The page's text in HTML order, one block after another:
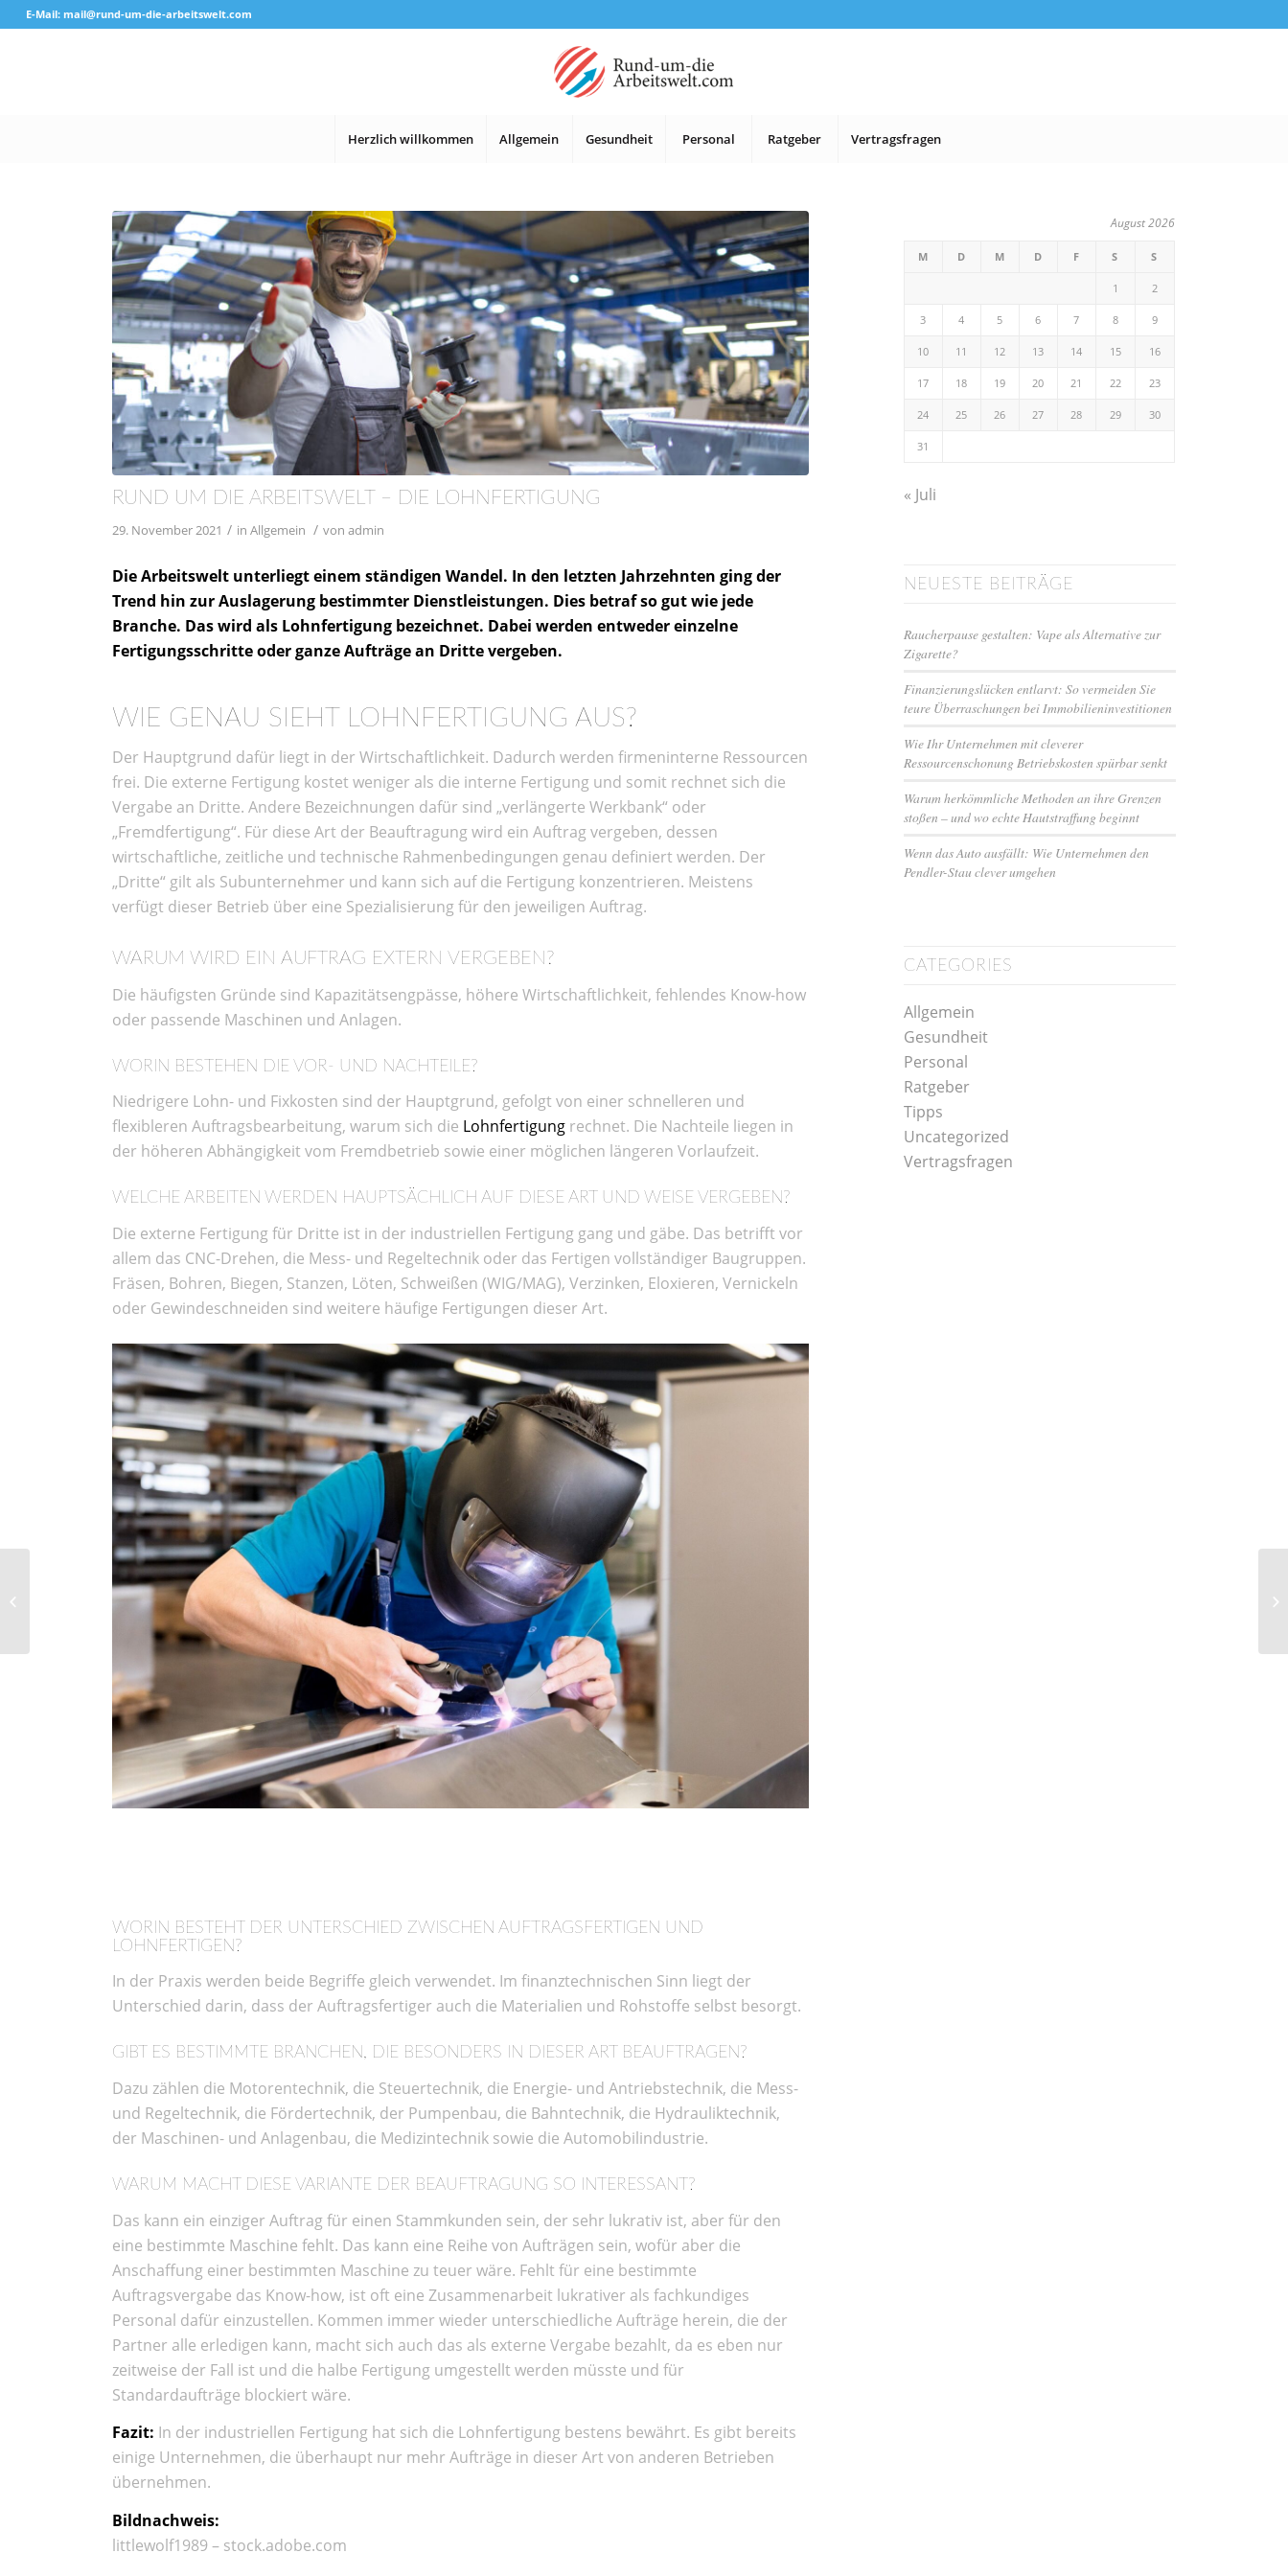
E-Mail: mail@rund-um-die-arbeitswelt.com
Herzlich willkommen Allgemein Gesundheit Personal Ratgeber Vertragsfragen
RUND UM DIE ARBEITSWELT – DIE LOHNFERTIGUNG
29. November 2021 / inAllgemein / vonadmin
Die Arbeitswelt unterliegt einem ständigen Wandel. In den letzten Jahrzehnten ging der
Trend hin zur Auslagerung bestimmter Dienstleistungen. Dies betraf so gut wie jede
Branche. Das wird als Lohnfertigung bezeichnet. Dabei werden entweder einzelne
Fertigungsschritte oder ganze Aufträge an Dritte vergeben.
WIE GENAU SIEHT LOHNFERTIGUNG AUS?
Der Hauptgrund dafür liegt in der Wirtschaftlichkeit. Dadurch werden firmeninterne Ressourcen
frei. Die externe Fertigung kostet weniger als die interne Fertigung und somit rechnet sich die
Vergabe an Dritte. Andere Bezeichnungen dafür sind „verlängerte Werkbank“ oder
„Fremdfertigung“. Für diese Art der Beauftragung wird ein Auftrag vergeben, dessen
wirtschaftliche, zeitliche und technische Rahmenbedingungen genau definiert werden. Der
„Dritte“ gilt als Subunternehmer und kann sich auf die Fertigung konzentrieren. Meistens
verfügt dieser Betrieb über eine Spezialisierung für den jeweiligen Auftrag.
WARUM WIRD EIN AUFTRAG EXTERN VERGEBEN?
Die häufigsten Gründe sind Kapazitätsengpässe, höhere Wirtschaftlichkeit, fehlendes Know-how
oder passende Maschinen und Anlagen.
WORIN BESTEHEN DIE VOR- UND NACHTEILE?
Niedrigere Lohn- und Fixkosten sind der Hauptgrund, gefolgt von einer schnelleren und
flexibleren Auftragsbearbeitung, warum sich die Lohnfertigung rechnet. Die Nachteile liegen in
der höheren Abhängigkeit vom Fremdbetrieb sowie einer möglichen längeren Vorlaufzeit.
WELCHE ARBEITEN WERDEN HAUPTSÄCHLICH AUF DIESE ART UND WEISE VERGEBEN?
Die externe Fertigung für Dritte ist in der industriellen Fertigung gang und gäbe. Das betrifft vor
allem das CNC-Drehen, die Mess- und Regeltechnik oder das Fertigen vollständiger Baugruppen.
Fräsen, Bohren, Biegen, Stanzen, Löten, Schweißen (WIG/MAG), Verzinken, Eloxieren, Vernickeln
oder Gewindeschneiden sind weitere häufige Fertigungen dieser Art.
WORIN BESTEHT DER UNTERSCHIED ZWISCHEN AUFTRAGSFERTIGEN UND
LOHNFERTIGEN?
In der Praxis werden beide Begriffe gleich verwendet. Im finanztechnischen Sinn liegt der
Unterschied darin, dass der Auftragsfertiger auch die Materialien und Rohstoffe selbst besorgt.
GIBT ES BESTIMMTE BRANCHEN, DIE BESONDERS IN DIESER ART BEAUFTRAGEN?
Dazu zählen die Motorentechnik, die Steuertechnik, die Energie- und Antriebstechnik, die Mess-
und Regeltechnik, die Fördertechnik, der Pumpenbau, die Bahntechnik, die Hydrauliktechnik,
der Maschinen- und Anlagenbau, die Medizintechnik sowie die Automobilindustrie.
WARUM MACHT DIESE VARIANTE DER BEAUFTRAGUNG SO INTERESSANT?
Das kann ein einziger Auftrag für einen Stammkunden sein, der sehr lukrativ ist, aber für den
eine bestimmte Maschine fehlt. Das kann eine Reihe von Aufträgen sein, wofür aber die
Anschaffung einer bestimmten Maschine zu teuer wäre. Fehlt für eine bestimmte
Auftragsvergabe das Know-how, ist oft eine Zusammenarbeit lukrativer als fachkundiges
Personal dafür einzustellen. Kommen immer wieder unterschiedliche Aufträge herein, die der
Partner alle erledigen kann, macht sich auch das als externe Vergabe bezahlt, da es eben nur
zeitweise der Fall ist und die halbe Fertigung umgestellt werden müsste und für
Standardaufträge blockiert wäre.
Fazit: In der industriellen Fertigung hat sich die Lohnfertigung bestens bewährt. Es gibt bereits
einige Unternehmen, die überhaupt nur mehr Aufträge in dieser Art von anderen Betrieben
übernehmen.
Bildnachweis:
littlewolf1989 – stock.adobe.com
August 2026
M D M D F S S
1 2
3 4 5 6 7 8 9
10 11 12 13 14 15 16
17 18 19 20 21 22 23
24 25 26 27 28 29 30
31
« Juli
NEUESTE BEITRÄGE
Raucherpause gestalten: Vape als Alternative zur
Zigarette?
Finanzierungslücken entlarvt: So vermeiden Sie
teure Überraschungen bei Immobilieninvestitionen
Wie Ihr Unternehmen mit cleverer
Ressourcenschonung Betriebskosten spürbar senkt
Warum herkömmliche Methoden an ihre Grenzen
stoßen – und wo echte Hautstraffung beginnt
Wenn das Auto ausfällt: Wie Unternehmen den
Pendler-Stau clever umgehen
CATEGORIES
Allgemein
Gesundheit
Personal
Ratgeber
Tipps
Uncategorized
Vertragsfragen
Gesund im Homeoffice